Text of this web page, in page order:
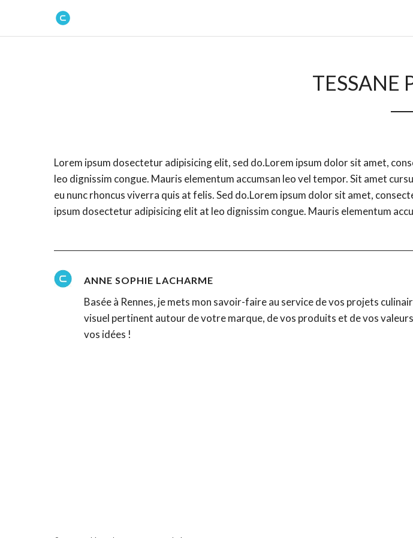
TESSANE
Lorem ipsum dosectetur adipisicing elit, sed do.Lorem ipsum dolor sit amet,
leo dignissim congue. Mauris elementum accumsan leo vel tempor. Sit amet
eu nunc rhoncus viverra quis at felis. Sed do.Lorem ipsum dolor sit amet,
ipsum dosectetur adipisicing elit at leo dignissim congue. Mauris elementum
ANNE SOPHIE LACHARME
Basée à Rennes, je mets mon savoir-faire au service de vos projets
visuel pertinent autour de votre marque, de vos produits et de vos
vos idées !